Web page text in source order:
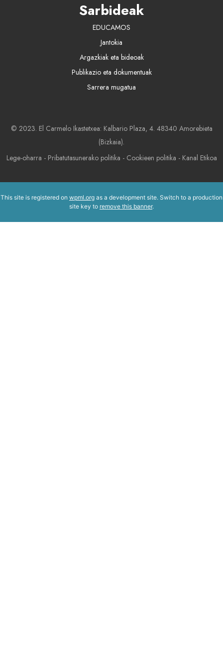
Sarbideak
EDUCAMOS
Jantokia
Argazkiak eta bideoak
Publikazio eta dokumentuak
Sarrera mugatua
© 2023. El Carmelo Ikastetxea: Kalbario Plaza, 4. 48340 Amorebieta
(Bizkaia).
Lege-oharra - Pribatutasunerako politika - Cookieen politika - Kanal Etikoa
This site is registered on wpml.org as a development site. Switch to a production
site key to remove this banner.